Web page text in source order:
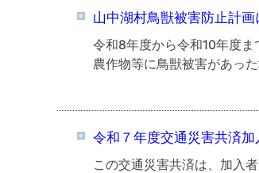
山中湖村鳥獣被害防止計画
令和8年度から令和10年度ま
農作物等に鳥獣被害があっ
令和７年度交通災害共済加
この交通災害共済は、加入